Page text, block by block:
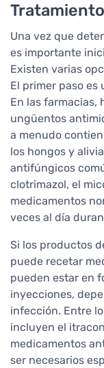
Una vez que
es importante
Existen varias
El primer paso
En las farmacias,
ungüentos
a menudo
los hongos y
antifúngicos
clotrimazol, el
medicamentos
veces al día
Si los productos
puede recetar
pueden estar en
inyecciones,
infección. Entre
incluyen el
medicamentos
ser necesarios